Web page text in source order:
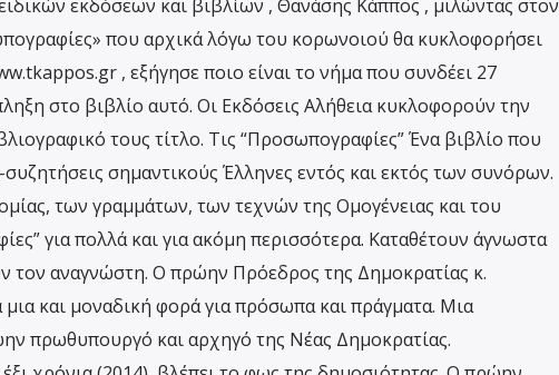
εκδόσεων και βιβλίων , Θανάσης Κάππος , μιλώντας στον
που αρχικά λόγω του κορωνοιού θα κυκλοφορήσει
, εξήγησε ποιο είναι το νήμα που συνδέει 27
στο βιβλίο αυτό. Οι Εκδόσεις Αλήθεια κυκλοφορούν την
τους τίτλο. Τις “Προσωπογραφίες” Ένα βιβλίο που
σημαντικούς Έλληνες εντός και εκτός των συνόρων.
των γραμμάτων, των τεχνών της Ομογένειας και του
για πολλά και για ακόμη περισσότερα. Καταθέτουν άγνωστα
τον αναγνώστη. Ο πρώην Πρόεδρος της Δημοκρατίας κ.
και μοναδική φορά για πρόσωπα και πράγματα. Μια
πρωθυπουργό και αρχηγό της Νέας Δημοκρατίας.